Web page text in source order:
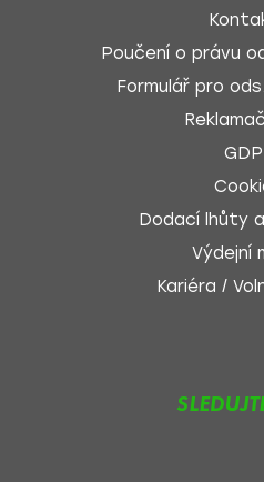
Poučení o právu
Formulář pro
Dodací lhůty
Výdejní
Kariéra /